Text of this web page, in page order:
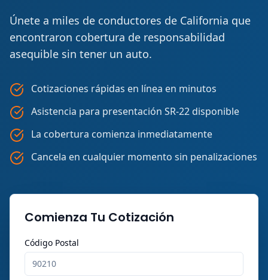
Únete a miles de conductores de California que
encontraron cobertura de responsabilidad
asequible sin tener un auto.
Cotizaciones rápidas en línea en minutos
Asistencia para presentación SR-22 disponible
La cobertura comienza inmediatamente
Cancela en cualquier momento sin penalizaciones
Comienza Tu Cotización
Código Postal